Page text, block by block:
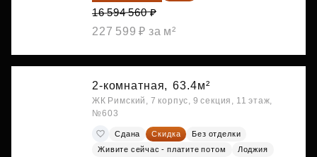
16 594 560 ₽
227 599 ₽ за м²
2-комнатная, 63.4м²
ЖК Римский, 7 корпус, 9 секция, 11 этаж,
№603
Сдана Скидка
Без отделки
Живите сейчас - платите потом
Лоджия